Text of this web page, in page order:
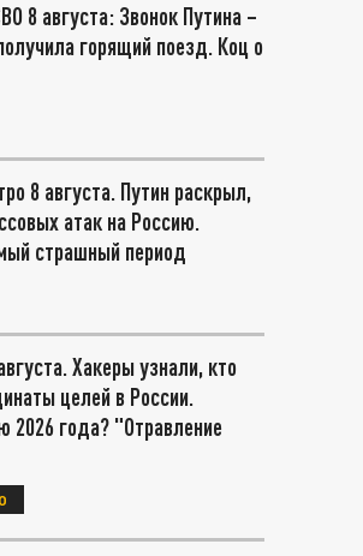
8 августа: Звонок Путина –
горящий поезд. Коц о
8 августа. Путин раскрыл,
атак на Россию.
страшный период
Хакеры узнали, кто
целей в России.
2026 года? "Отравление